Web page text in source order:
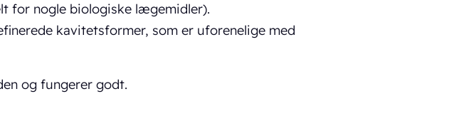
for nogle biologiske lægemidler).
kavitetsformer, som er uforenelige med
og fungerer godt.